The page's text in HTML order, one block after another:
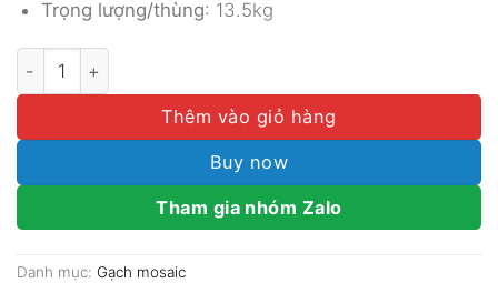
Trọng lượng/thùng: 13.5kg
Gạch Mosaic Gốm Vảy Cá Men Rạn MGTT006 số lượng
Thêm vào giỏ hàng
Buy now
Tham gia nhóm Zalo
Danh mục: Gạch mosaic